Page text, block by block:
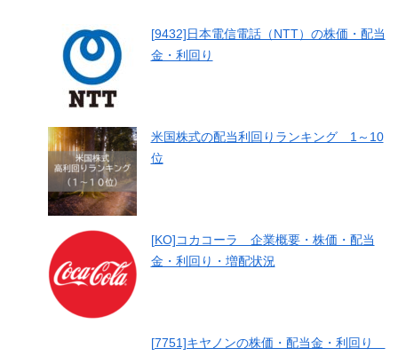
[9432]日本電信電話（NTT）の株価・配当
金・利回り
米国株式の配当利回りランキング 1～10
位
[KO]コカコーラ 企業概要・株価・配当
金・利回り・増配状況
[7751]キヤノンの株価・配当金・利回り